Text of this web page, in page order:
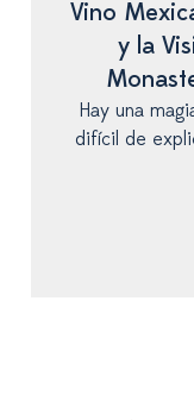
Vino
y la
Hay una
difícil de